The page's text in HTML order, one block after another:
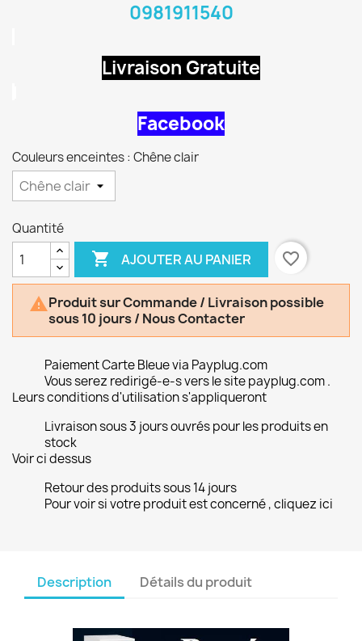
0981911540
Livraison Gratuite
Facebook
Couleurs enceintes : Chêne clair
Quantité
 AJOUTER AU PANIER favorite_border
Produit sur Commande / Livraison possible
sous 10 jours / Nous Contacter
Paiement Carte Bleue via Payplug.com
Vous serez redirigé-e-s vers le site payplug.com .
Leurs conditions d'utilisation s'appliqueront
Livraison sous 3 jours ouvrés pour les produits en
stock
Voir ci dessus
Retour des produits sous 14 jours
Pour voir si votre produit est concerné , cliquez ici
Description Détails du produit